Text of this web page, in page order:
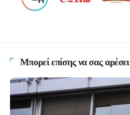
Μπορεί επίσης να σας αρέσει